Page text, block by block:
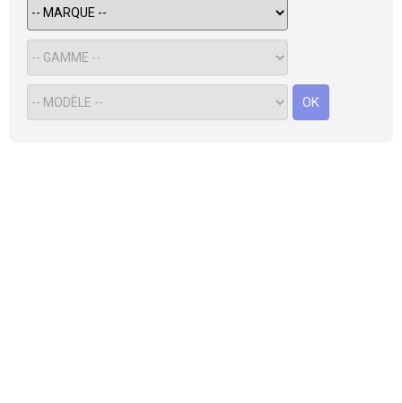
OK